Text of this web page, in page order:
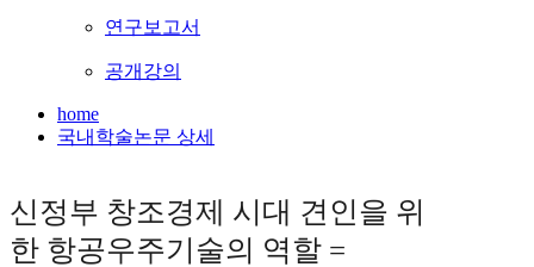
연구보고서
공개강의
home
국내학술논문 상세
신정부 창조경제 시대 견인을 위
한 항공우주기술의 역할 =